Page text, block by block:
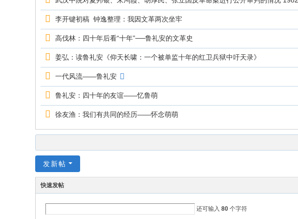
李开键初稿 钟逸整理：我因文革两次坐牢
高伐林：四十年后看“十年”──鲁礼安的文革史
姜弘：读鲁礼安《仰天长啸：一个被单监十年的红卫兵狱中吁天录》
一代风流——鲁礼安
鲁礼安：四十年的友谊――忆鲁萌
徐友渔：我们有共同的经历——怀念萌萌
发新帖
快速发帖
还可输入 80 个字符